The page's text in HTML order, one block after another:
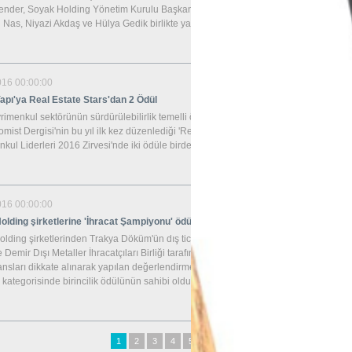
Soyak Holding Yönetim Kurulu Başkanı Erkut Soyak, Umur Denizci,
Niyazi Akdaş ve Hülya Gedik birlikte yaptılar.
00:00:00
Real Estate Stars'dan 2 Ödül
sektörünün sürdürülebilirlik temelli öncü markası Soyak Yapı, Capital
Dergisi'nin bu yıl ilk kez düzenlediği 'Real Estate Stars - Türkiye'nin
Liderleri 2016 Zirvesi'nde iki ödüle birden layık görüldü.
00:00:00
şirketlerine 'İhracat Şampiyonu' ödülü
şirketlerinden Trakya Döküm'ün dış ticaret şirketi olan ERKU, İstanbul
Dışı Metaller İhracatçıları Birliği tarafından 2015 yılı ihracat
dikkate alınarak yapılan değerlendirme sonucunda, 'Demir Çelik Döküm
kategorisinde birincilik ödülünün sahibi oldu.
1 2 3 4 5